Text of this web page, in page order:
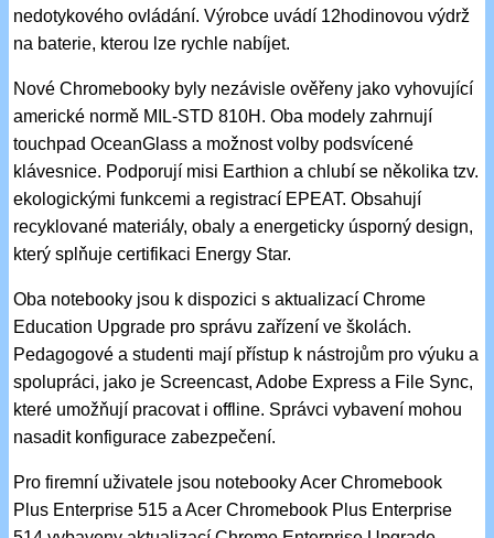
nedotykového ovládání. Výrobce uvádí 12hodinovou výdrž
na baterie, kterou lze rychle nabíjet.
Nové Chromebooky byly nezávisle ověřeny jako vyhovující
americké normě MIL-STD 810H. Oba modely zahrnují
touchpad OceanGlass a možnost volby podsvícené
klávesnice. Podporují misi Earthion a chlubí se několika tzv.
ekologickými funkcemi a registrací EPEAT. Obsahují
recyklované materiály, obaly a energeticky úsporný design,
který splňuje certifikaci Energy Star.
Oba notebooky jsou k dispozici s aktualizací Chrome
Education Upgrade pro správu zařízení ve školách.
Pedagogové a studenti mají přístup k nástrojům pro výuku a
spolupráci, jako je Screencast, Adobe Express a File Sync,
které umožňují pracovat i offline. Správci vybavení mohou
nasadit konfigurace zabezpečení.
Pro firemní uživatele jsou notebooky Acer Chromebook
Plus Enterprise 515 a Acer Chromebook Plus Enterprise